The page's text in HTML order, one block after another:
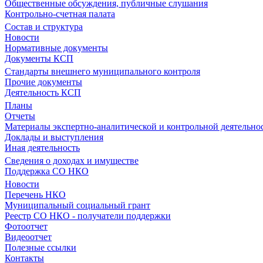
Общественные обсуждения, публичные слушания
Контрольно-счетная палата
Состав и структура
Новости
Нормативные документы
Документы КСП
Стандарты внешнего муниципального контроля
Прочие документы
Деятельность КСП
Планы
Отчеты
Материалы экспертно-аналитической и контрольной
Доклады и выступления
Иная деятельность
Сведения о доходах и имуществе
Поддержка СО НКО
Новости
Перечень НКО
Муниципальный социальный грант
Реестр СО НКО - получатели поддержки
Фотоотчет
Видеоотчет
Полезные ссылки
Контакты